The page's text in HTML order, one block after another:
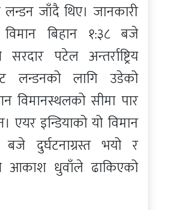
जाँदै थिए। जानकारी
बिहान १:३८ बजे
पटेल अन्तर्राष्ट्रिय
लन्डनको लागि उडेको
विमानस्थलको सीमा पार
एयर इन्डियाको यो विमान
दुर्घटनाग्रस्त भयो र
आकाश धुवाँले ढाकिएको